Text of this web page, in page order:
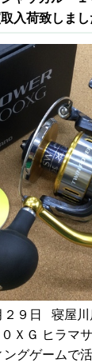
入荷致しまし
９日 寝屋
ＸＧ ヒラマ
グゲームで